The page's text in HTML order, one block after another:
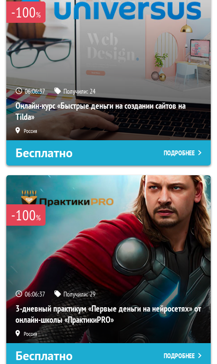
-100%
06:06:34 Получили:24
Онлайн-курс «Быстрые деньги на создании сайтов на
Tilda»
Россия
Бесплатно ПОДРОБНЕЕ
-100%
06:06:34 Получили:29
3-дневный практикум «Первые деньги на нейросетях» от
онлайн-школы «ПрактикиPRO»
Россия
Бесплатно ПОДРОБНЕЕ